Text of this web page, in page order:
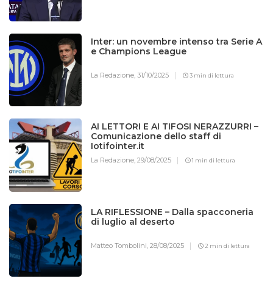
Inter: un novembre intenso tra Serie A
e Champions League
La Redazione,31/10/2025 3 min di lettura
AI LETTORI E AI TIFOSI NERAZZURRI –
Comunicazione dello staff di
Iotifointer.it
La Redazione,29/08/2025 1 min di lettura
LA RIFLESSIONE – Dalla spacconeria
di luglio al deserto
Matteo Tombolini,28/08/2025 2 min di lettura